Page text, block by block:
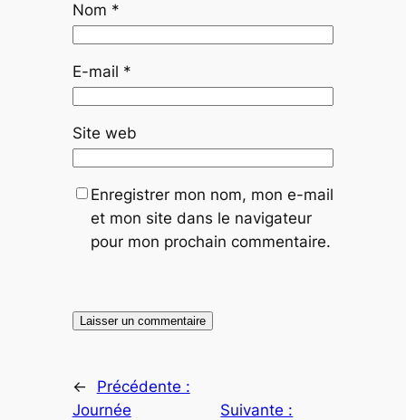
Nom *
E-mail *
Site web
Enregistrer mon nom, mon e-mail
et mon site dans le navigateur
pour mon prochain commentaire.
←
Précédente :
Journée
Suivante :